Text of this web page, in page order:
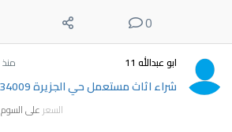
0
ابو عبدالله 11 منذ 10 ساعات
شراء اثاث مستعمل حي الجزيرة 0509734009
السعر على السوم